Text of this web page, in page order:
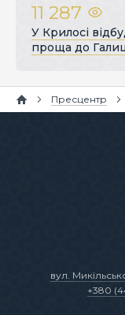
11 287
У Крилосі
проща до
Пресцентр
вул.
+380